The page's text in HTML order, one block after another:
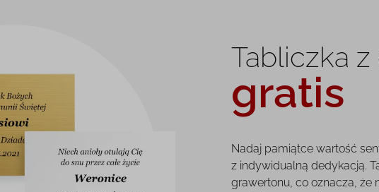
Tabliczka
gratis
Nadaj pamiątce wartość
z indywidualną dedykacją.
grawertonu, co oznacza, że